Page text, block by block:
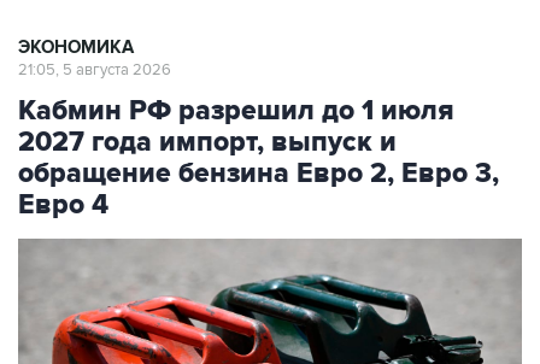
ЭКОНОМИКА
21:05, 5 августа 2026
Кабмин РФ разрешил до 1 июля
2027 года импорт, выпуск и
обращение бензина Евро 2, Евро 3,
Евро 4